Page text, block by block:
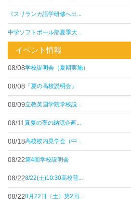
《スリランカ語学研修へ出...
中学ソフトボール部夏季大...
イベント情報
08/08学校説明会（夏期実施）
08/08 『夏の高校説明会』
08/09立教英国学院学校説...
08/11 真夏の夜の納涼企画...
08/18高校校内見学会（中...
08/22第4回学校説明会
08/228/22(土)10:30高校普...
08/228月22日（土）第2回...